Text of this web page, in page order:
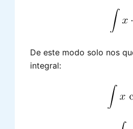
De este modo solo nos
integral: